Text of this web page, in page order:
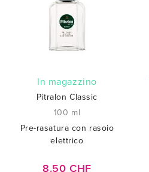
In magazzino
Pitralon Classic
100 ml
Pre-rasatura con rasoio
elettrico
8.50 CHF